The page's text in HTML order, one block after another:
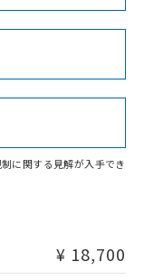
Cr(VI)
ます。
No
適合状況ページへ
らご検索ください
に関する見解が入手でき
¥ 18,700